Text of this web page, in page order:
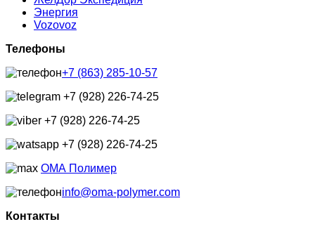
Энергия
Vozovoz
Телефоны
+7 (863) 285-10-57
+7 (928) 226-74-25
+7 (928) 226-74-25
+7 (928) 226-74-25
ОМА Полимер
info@oma-polymer.com
Контакты